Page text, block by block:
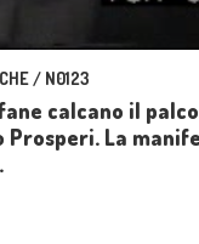
/ N0123
calcano il
Prosperi. La